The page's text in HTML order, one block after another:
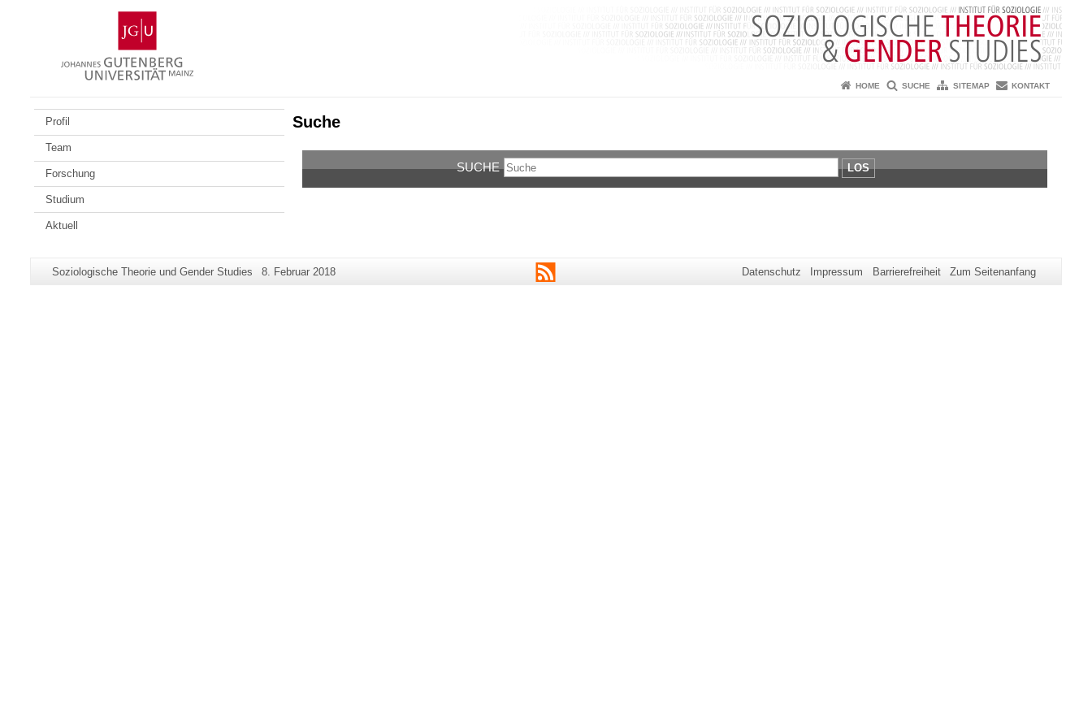
Gutenberg-
Universität
Mainz
HOME SUCHE SITEMAP KONTAKT
Profil
Team
Forschung
Studium
Aktuell
Suche
SUCHE LOS
Zusätzliche
Seiten-
Soziologische Theorie und Gender Studies
Letzte
8. Februar 2018 RSS Datenschutz Impressum Barrierefreiheit Zum Seitenanfang